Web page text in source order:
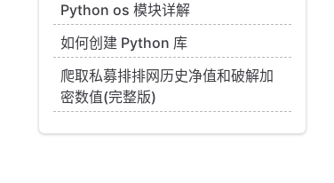
Python os 模块详解
如何创建 Python 库
爬取私募排排网历史净值和破解加
密数值(完整版)